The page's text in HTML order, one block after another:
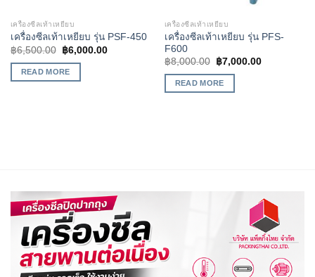
เครื่องซีลเท้าเหยียบ
เครื่องซีลเท้าเหยียบ รุ่น PSF-450
฿6,500.00 ฿6,000.00
READ MORE
เครื่องซีลเท้าเหยียบ
เครื่องซีลเท้าเหยียบ รุ่น PFS-
F600
฿8,000.00 ฿7,000.00
READ MORE